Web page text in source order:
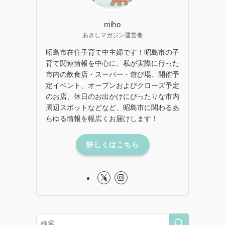
miho
あきしマガジン運営者
昭島市在住子育て中主婦です！昭島市の子
育て関連情報を中心に、私が実際に行った
市内の飲食店・スーパー・遊び場、開催予
定イベント、オープンおよびクローズ予定
のお店、休日のお出かけにぴったりな市内
周辺スポットなどなど、昭島市に関わるあ
らゆる情報を幅広くお届けします！
詳しくはこちら